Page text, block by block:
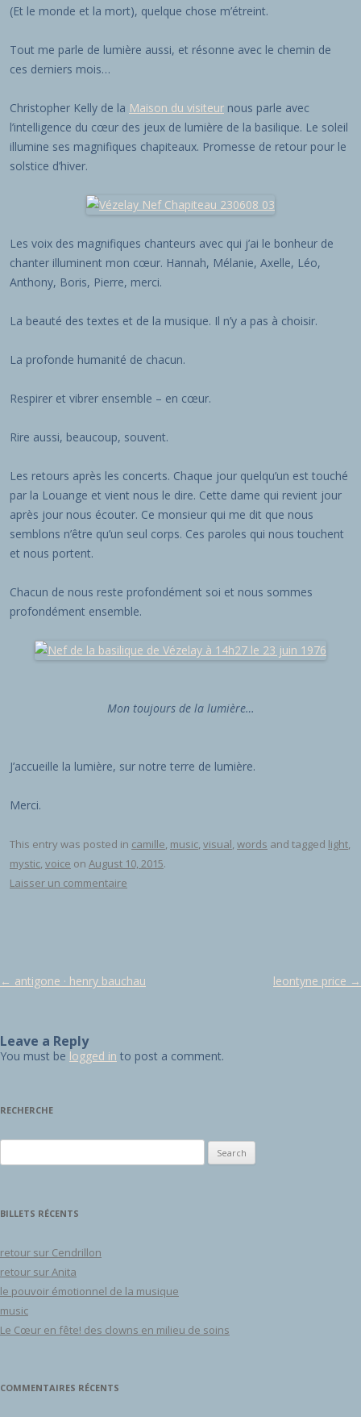
(Et le monde et la mort), quelque chose m’étreint.
Tout me parle de lumière aussi, et résonne avec le chemin de
ces derniers mois…
Christopher Kelly de la Maison du visiteur nous parle avec
l’intelligence du cœur des jeux de lumière de la basilique. Le soleil
illumine ses magnifiques chapiteaux. Promesse de retour pour le
solstice d’hiver.
Les voix des magnifiques chanteurs avec qui j’ai le bonheur de
chanter illuminent mon cœur. Hannah, Mélanie, Axelle, Léo,
Anthony, Boris, Pierre, merci.
La beauté des textes et de la musique. Il n’y a pas à choisir.
La profonde humanité de chacun.
Respirer et vibrer ensemble – en cœur.
Rire aussi, beaucoup, souvent.
Les retours après les concerts. Chaque jour quelqu’un est touché
par la Louange et vient nous le dire. Cette dame qui revient jour
après jour nous écouter. Ce monsieur qui me dit que nous
semblons n’être qu’un seul corps. Ces paroles qui nous touchent
et nous portent.
Chacun de nous reste profondément soi et nous sommes
profondément ensemble.
Mon toujours de la lumière…
J’accueille la lumière, sur notre terre de lumière.
Merci.
This entry was posted in camille, music, visual, words and tagged light,
mystic, voice on August 10, 2015.
Laisser un commentaire
Post navigation
← antigone · henry bauchau leontyne price →
Leave a Reply
You must be logged in to post a comment.
RECHERCHE
BILLETS RÉCENTS
retour sur Cendrillon
retour sur Anita
le pouvoir émotionnel de la musique
music
Le Cœur en fête! des clowns en milieu de soins
COMMENTAIRES RÉCENTS